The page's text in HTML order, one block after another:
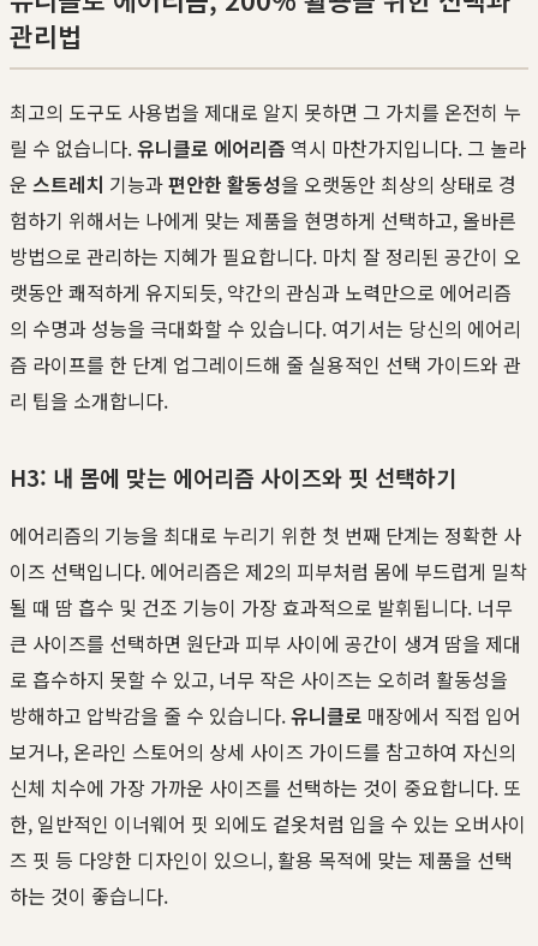
관리법
최고의 도구도 사용법을 제대로 알지 못하면 그 가치를 온전히 누
릴 수 없습니다.유니클로 에어리즘 역시 마찬가지입니다. 그 놀라
운 스트레치 기능과편안한 활동성을 오랫동안 최상의 상태로 경
험하기 위해서는 나에게 맞는 제품을 현명하게 선택하고, 올바른
방법으로 관리하는 지혜가 필요합니다. 마치 잘 정리된 공간이 오
랫동안 쾌적하게 유지되듯, 약간의 관심과 노력만으로 에어리즘
의 수명과 성능을 극대화할 수 있습니다. 여기서는 당신의 에어리
즘 라이프를 한 단계 업그레이드해 줄 실용적인 선택 가이드와 관
리 팁을 소개합니다.
H3: 내 몸에 맞는 에어리즘 사이즈와 핏 선택하기
에어리즘의 기능을 최대로 누리기 위한 첫 번째 단계는 정확한 사
이즈 선택입니다. 에어리즘은 제2의 피부처럼 몸에 부드럽게 밀착
될 때 땀 흡수 및 건조 기능이 가장 효과적으로 발휘됩니다. 너무
큰 사이즈를 선택하면 원단과 피부 사이에 공간이 생겨 땀을 제대
로 흡수하지 못할 수 있고, 너무 작은 사이즈는 오히려 활동성을
방해하고 압박감을 줄 수 있습니다.유니클로 매장에서 직접 입어
보거나, 온라인 스토어의 상세 사이즈 가이드를 참고하여 자신의
신체 치수에 가장 가까운 사이즈를 선택하는 것이 중요합니다. 또
한, 일반적인 이너웨어 핏 외에도 겉옷처럼 입을 수 있는 오버사이
즈 핏 등 다양한 디자인이 있으니, 활용 목적에 맞는 제품을 선택
하는 것이 좋습니다.